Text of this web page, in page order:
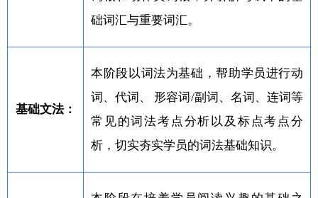
础词汇与重要词汇。
基础文法：
本阶段以词法为基础，帮助学员进行动
词、代词、 形容词/副词、名词、连词等
常见的词法考点分析以及标点考点分
析，切实夯实学员的词法基础知识。